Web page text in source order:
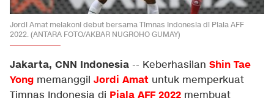
Jordi Amat melakoni debut bersama Timnas Indonesia di Piala AFF
2022. (ANTARA FOTO/AKBAR NUGROHO GUMAY)
Jakarta, CNN Indonesia -- Keberhasilan Shin Tae
Yong memanggil Jordi Amat untuk memperkuat
Timnas Indonesia di Piala AFF 2022 membuat